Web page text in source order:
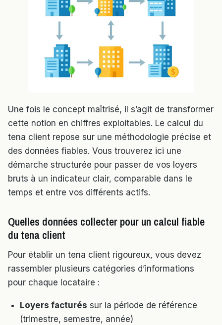
Une fois le concept maîtrisé, il s’agit de transformer
cette notion en chiffres exploitables. Le calcul du
tena client repose sur une méthodologie précise et
des données fiables. Vous trouverez ici une
démarche structurée pour passer de vos loyers
bruts à un indicateur clair, comparable dans le
temps et entre vos différents actifs.
Quelles données collecter pour un calcul fiable
du tena client
Pour établir un tena client rigoureux, vous devez
rassembler plusieurs catégories d’informations
pour chaque locataire :
Loyers facturés sur la période de référence
(trimestre, semestre, année)